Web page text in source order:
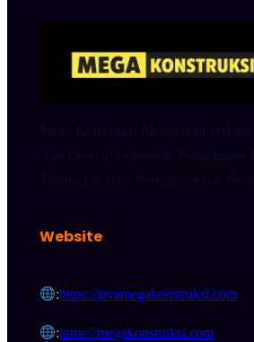
Website
:https://javamegakonstruksi.com
:https://megakonstruksi.com